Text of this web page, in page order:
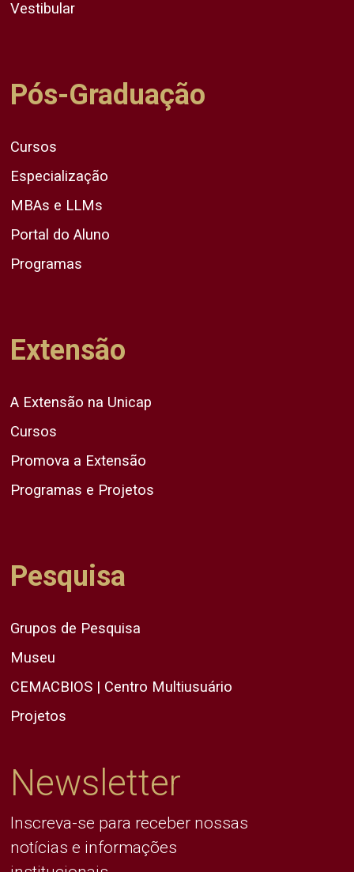
Vestibular
Pós-Graduação
Cursos
Especialização
MBAs e LLMs
Portal do Aluno
Programas
Extensão
A Extensão na Unicap
Cursos
Promova a Extensão
Programas e Projetos
Pesquisa
Grupos de Pesquisa
Museu
CEMACBIOS | Centro Multiusuário
Projetos
Newsletter
Inscreva-se para receber nossas
notícias e informações